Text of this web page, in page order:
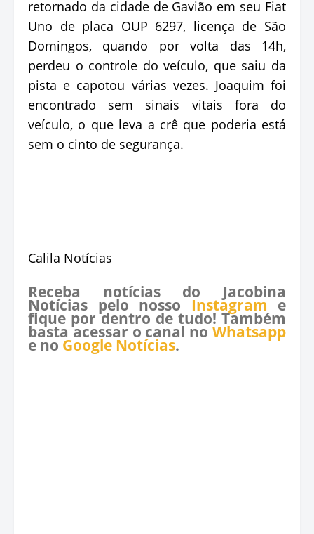
retornado da cidade de Gavião em seu Fiat
Uno de placa OUP 6297, licença de São
Domingos, quando por volta das 14h,
perdeu o controle do veículo, que saiu da
pista e capotou várias vezes. Joaquim foi
encontrado sem sinais vitais fora do
veículo, o que leva a crê que poderia está
sem o cinto de segurança.
Calila Notícias
Receba notícias do Jacobina
Notícias pelo nosso Instagram e
fique por dentro de tudo! Também
basta acessar o canal no Whatsapp
e no Google Notícias.